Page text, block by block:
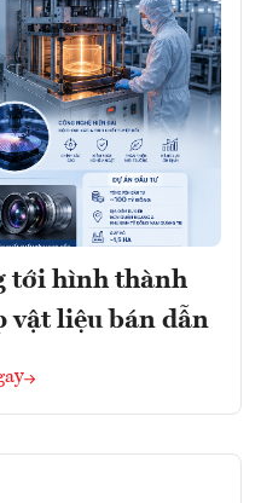
tới hình thành
vật liệu bán dẫn